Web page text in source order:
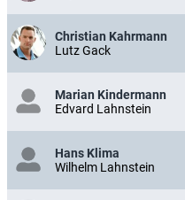
Christian Kahrmann
Lutz Gack
Marian Kindermann
Edvard Lahnstein
Hans Klima
Wilhelm Lahnstein